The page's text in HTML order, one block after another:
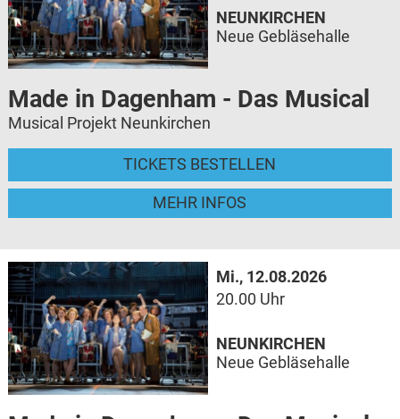
Made in Dagenham - Das Musical
Musical Projekt Neunkirchen
TICKETS BESTELLEN
MEHR INFOS
NEUNKIRCHEN
Neue Gebläsehalle
Mi., 12.08.2026
20.00 Uhr
NEUNKIRCHEN
Neue Gebläsehalle